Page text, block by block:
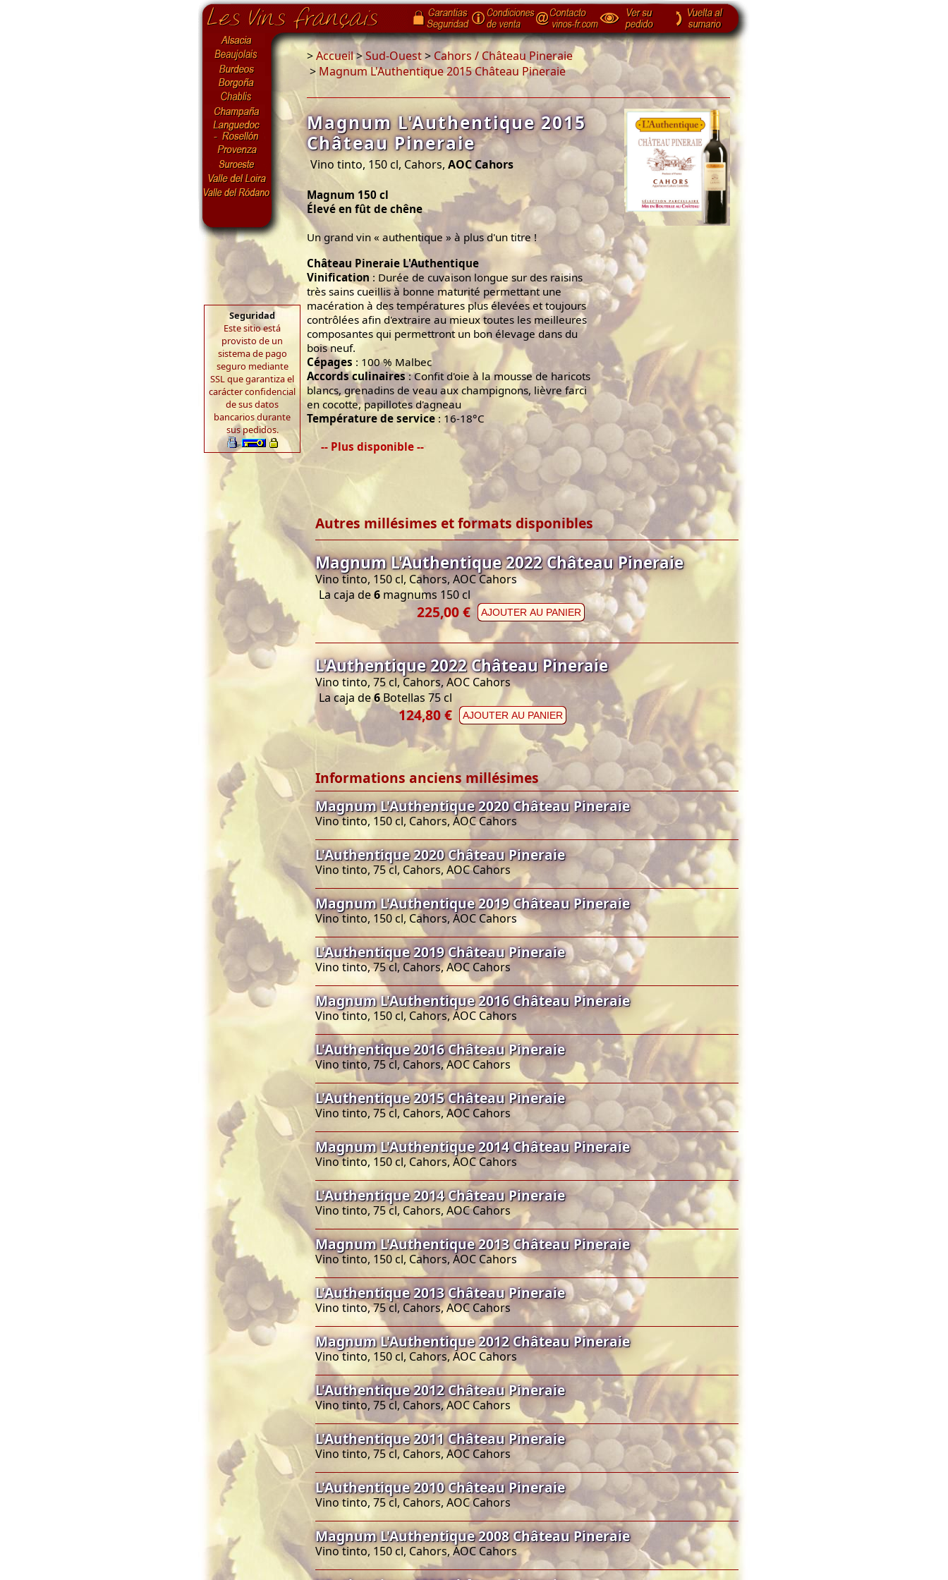
Seguridad
Este sitio está
provisto de un
sistema de pago
seguro mediante
SSL que garantiza el
carácter confidencial
de sus datos
bancarios durante
sus pedidos.
>Accueil>Sud-Ouest> Cahors / Château Pineraie
> Magnum L'Authentique 2015 Château Pineraie
Magnum L'Authentique 2015
Château Pineraie
Vino tinto, 150 cl, Cahors, AOC Cahors
Magnum 150 cl
Élevé en fût de chêne
Un grand vin « authentique » à plus d'un titre !
Château Pineraie L'Authentique
Vinification : Durée de cuvaison longue sur des raisins
très sains cueillis à bonne maturité permettant une
macération à des températures plus élevées et toujours
contrôlées afin d'extraire au mieux toutes les meilleures
composantes qui permettront un bon élevage dans du
bois neuf.
Cépages : 100 % Malbec
Accords culinaires: Confit d'oie à la mousse de haricots
blancs, grenadins de veau aux champignons, lièvre farci
en cocotte, papillotes d'agneau
Température de service : 16-18°C
-- Plus disponible --
Autres millésimes et formats disponibles
Magnum L'Authentique 2022 Château Pineraie
Vino tinto, 150 cl, Cahors, AOC Cahors
La caja de6 magnums 150 cl
225,00 € AJOUTER AU PANIER
L'Authentique 2022 Château Pineraie
Vino tinto, 75 cl, Cahors, AOC Cahors
La caja de6Botellas 75 cl
124,80 € AJOUTER AU PANIER
Informations anciens millésimes
Magnum L'Authentique 2020 Château Pineraie
Vino tinto, 150 cl, Cahors, AOC Cahors
L'Authentique 2020 Château Pineraie
Vino tinto, 75 cl, Cahors, AOC Cahors
Magnum L'Authentique 2019 Château Pineraie
Vino tinto, 150 cl, Cahors, AOC Cahors
L'Authentique 2019 Château Pineraie
Vino tinto, 75 cl, Cahors, AOC Cahors
Magnum L'Authentique 2016 Château Pineraie
Vino tinto, 150 cl, Cahors, AOC Cahors
L'Authentique 2016 Château Pineraie
Vino tinto, 75 cl, Cahors, AOC Cahors
L'Authentique 2015 Château Pineraie
Vino tinto, 75 cl, Cahors, AOC Cahors
Magnum L'Authentique 2014 Château Pineraie
Vino tinto, 150 cl, Cahors, AOC Cahors
L'Authentique 2014 Château Pineraie
Vino tinto, 75 cl, Cahors, AOC Cahors
Magnum L'Authentique 2013 Château Pineraie
Vino tinto, 150 cl, Cahors, AOC Cahors
L'Authentique 2013 Château Pineraie
Vino tinto, 75 cl, Cahors, AOC Cahors
Magnum L'Authentique 2012 Château Pineraie
Vino tinto, 150 cl, Cahors, AOC Cahors
L'Authentique 2012 Château Pineraie
Vino tinto, 75 cl, Cahors, AOC Cahors
L'Authentique 2011 Château Pineraie
Vino tinto, 75 cl, Cahors, AOC Cahors
L'Authentique 2010 Château Pineraie
Vino tinto, 75 cl, Cahors, AOC Cahors
Magnum L'Authentique 2008 Château Pineraie
Vino tinto, 150 cl, Cahors, AOC Cahors